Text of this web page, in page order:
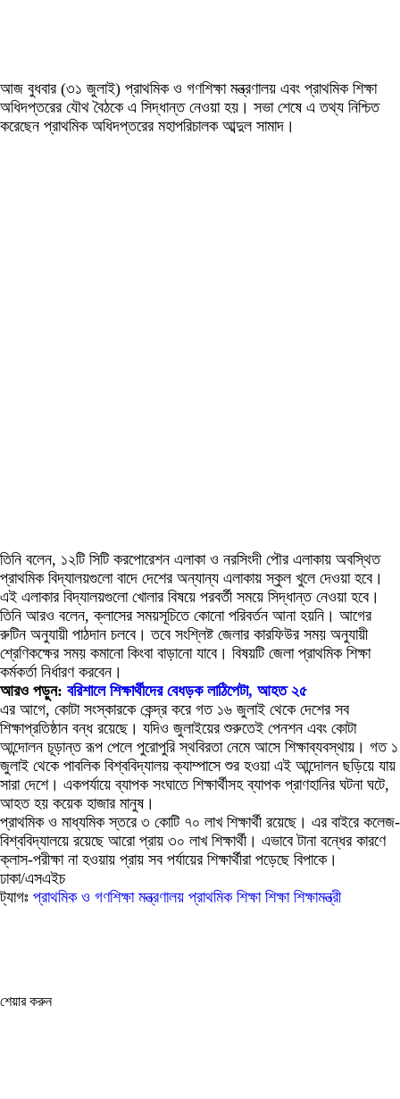
আজ বুধবার (৩১ জুলাই) প্রাথমিক ও গণশিক্ষা মন্ত্রণালয় এবং প্রাথমিক শিক্ষা
অধিদপ্তরের যৌথ বৈঠকে এ সিদ্ধান্ত নেওয়া হয়। সভা শেষে এ তথ্য নিশ্চিত
করেছেন প্রাথমিক অধিদপ্তরের মহাপরিচালক আব্দুল সামাদ।
তিনি বলেন, ১২টি সিটি করপোরেশন এলাকা ও নরসিংদী পৌর এলাকায় অবস্থিত
প্রাথমিক বিদ্যালয়গুলো বাদে দেশের অন্যান্য এলাকায় স্কুল খুলে দেওয়া হবে।
এই এলাকার বিদ্যালয়গুলো খোলার বিষয়ে পরবর্তী সময়ে সিদ্ধান্ত নেওয়া হবে।
তিনি আরও বলেন, ক্লাসের সময়সূচিতে কোনো পরিবর্তন আনা হয়নি। আগের
রুটিন অনুযায়ী পাঠদান চলবে। তবে সংশ্লিষ্ট জেলার কারফিউর সময় অনুযায়ী
শ্রেণিকক্ষের সময় কমানো কিংবা বাড়ানো যাবে। বিষয়টি জেলা প্রাথমিক শিক্ষা
কর্মকর্তা নির্ধারণ করবেন।
আরও পড়ুন: বরিশালে শিক্ষার্থীদের বেধড়ক লাঠিপেটা, আহত ২৫
এর আগে, কোটা সংস্কারকে কেন্দ্র করে গত ১৬ জুলাই থেকে দেশের সব
শিক্ষাপ্রতিষ্ঠান বন্ধ রয়েছে। যদিও জুলাইয়ের শুরুতেই পেনশন এবং কোটা
আন্দোলন চূড়ান্ত রূপ পেলে পুরোপুরি স্থবিরতা নেমে আসে শিক্ষাব্যবস্থায়। গত ১
জুলাই থেকে পাবলিক বিশ্ববিদ্যালয় ক্যাম্পাসে শুর হওয়া এই আন্দোলন ছড়িয়ে যায়
সারা দেশে। একপর্যায়ে ব্যাপক সংঘাতে শিক্ষার্থীসহ ব্যাপক প্রাণহানির ঘটনা ঘটে,
আহত হয় কয়েক হাজার মানুষ।
প্রাথমিক ও মাধ্যমিক স্তরে ৩ কোটি ৭০ লাখ শিক্ষার্থী রয়েছে। এর বাইরে কলেজ-
বিশ্ববিদ্যালয়ে রয়েছে আরো প্রায় ৩০ লাখ শিক্ষার্থী। এভাবে টানা বন্ধের কারণে
ক্লাস-পরীক্ষা না হওয়ায় প্রায় সব পর্যায়ের শিক্ষার্থীরা পড়েছে বিপাকে।
ঢাকা/এসএইচ
ট্যাগঃ প্রাথমিক ও গণশিক্ষা মন্ত্রণালয় প্রাথমিক শিক্ষা শিক্ষা শিক্ষামন্ত্রী
শেয়ার করুন